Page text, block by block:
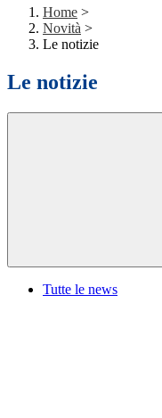
Home >
Novità >
Le notizie
Le notizie
Tutte le news